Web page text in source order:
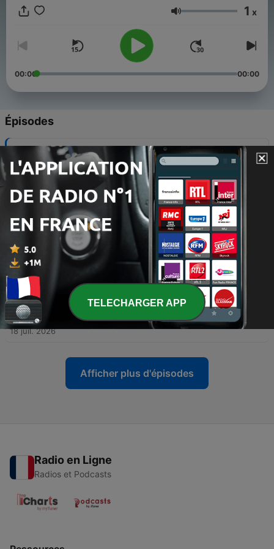
Weisz(Cover by HANDS OF GOD)
Volume 1 x
00:00 00:00
Épisodes
Hausmeisterfolge - Saure Daumen
05 août 2026
192 -
Ausgabe 256 - Bevor wir zu Lösungen
kommen....
Hausmeisterfolge - Väterkäse-Salat
29 juil. 2026
190 - Ausgabe 255 - Stuhltransplantation im Wald
25 juil. 2026
189 - Ausgabe 254 - "Dänen lügen doch!"
18 juil. 2026
Afficher plus d'épisodes
Radio en Ligne
Radios et Podcasts
TELECHARGER APP